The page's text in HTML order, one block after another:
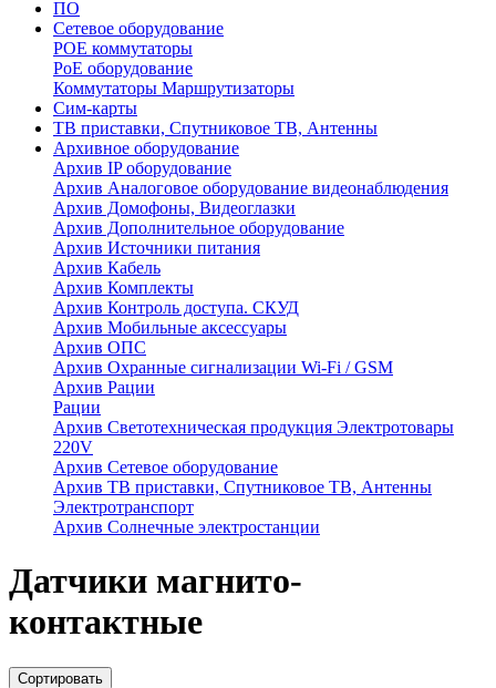
ПО
Сетевое оборудование
POE коммутаторы
PoE оборудование
Коммутаторы Маршрутизаторы
Сим-карты
ТВ приставки, Спутниковое ТВ, Антенны
Архивное оборудование
Архив IP оборудование
Архив Аналоговое оборудование видеонаблюдения
Архив Домофоны, Видеоглазки
Архив Дополнительное оборудование
Архив Источники питания
Архив Кабель
Архив Комплекты
Архив Контроль доступа. СКУД
Архив Мобильные аксессуары
Архив ОПС
Архив Охранные сигнализации Wi-Fi / GSM
Архив Рации
Рации
Архив Светотехническая продукция Электротовары
220V
Архив Сетевое оборудование
Архив ТВ приставки, Спутниковое ТВ, Антенны
Электротранспорт
Архив Солнечные электростанции
Датчики магнито-
контактные
Сортировать